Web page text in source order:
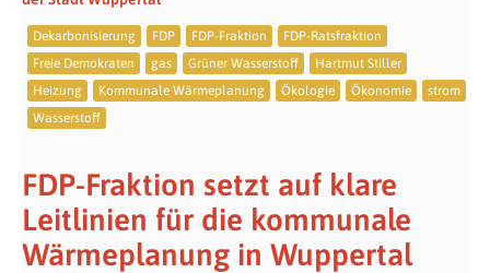
Dekarbonisierung FDP FDP-Fraktion
FDP-Ratsfraktion
Freie Demokraten
gas Grüner Wasserstoff
Hartmut Stiller
Heizung
Kommunale Wärmeplanung Ökologie Ökonomie
strom
Wasserstoff
FDP-Fraktion setzt auf klare
Leitlinien für die kommunale
Wärmeplanung in Wuppertal